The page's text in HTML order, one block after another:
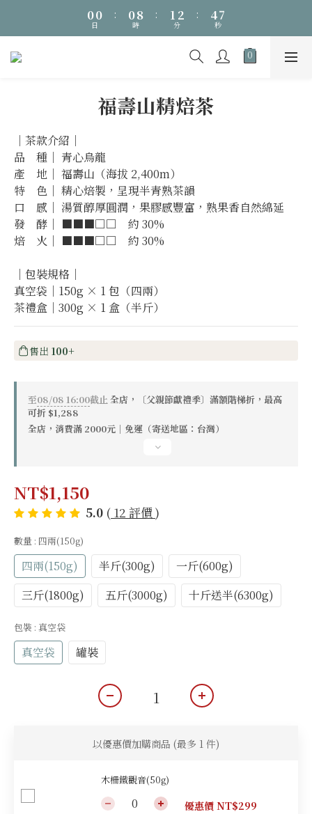
👔 父親節最後加碼・全館 5% 購物金回饋
00
日
:
08
7
2
時
:
1
0
2
1
分
:
4
3
1
6
5
3
秒
👔 父親節最後加碼・全館 5% 購物金回饋
福壽山精焙茶
｜茶款介紹｜
品　種｜ 青心烏龍
產　地｜ 福壽山（海拔 2,400m）
特　色｜ 精心焙製，呈現半青熟茶韻
口　感｜ 湯質醇厚圓潤，果膠感豐富，熟果香自然綿延
發　酵｜ ■■■□□　約 30%
焙　火｜ ■■■□□　約 30%
｜包裝規格｜
真空袋｜150g × 1 包（四兩）
茶禮盒｜300g × 1 盒（半斤）
售出 100+
至08/08 16:00截止 全店，〔父親節獻禮季〕滿額階梯折，最高
可折 $1,288
全店，消費滿 2000元｜免運（寄送地區：台灣）
NT$1,150
5.0 ( 12 評價 )
數量 : 四兩(150g)
四兩(150g) 半斤(300g)
一斤(600g)
三斤(1800g)
五斤(3000g) 十斤送半(6300g)
包裝 : 真空袋
真空袋 罐裝
以優惠價加購商品 (最多 1 件)
木柵鐵觀音(50g)
優惠價 NT$299